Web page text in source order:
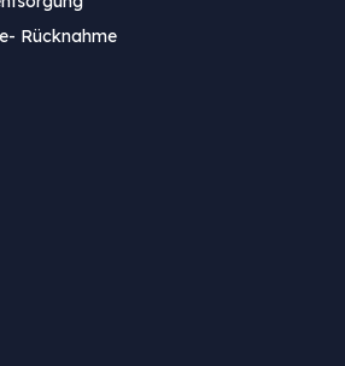
Rücknahme